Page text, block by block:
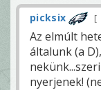
picksix
Az elmúlt
általunk (a
nyerjenek!